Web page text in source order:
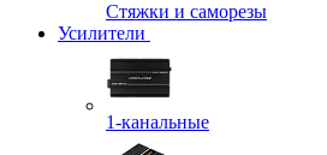
Стяжки и саморезы
Усилители
1-канальные